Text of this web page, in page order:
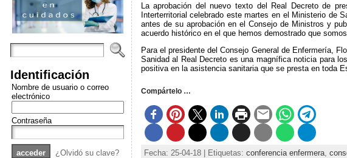
Identificación
Nombre de usuario o correo
electrónico
Contraseña
¿Olvidó su clave?
La aprobación del nuevo texto del Real Decreto de
Interterritorial celebrado este martes en el Ministerio de
antes de su aprobación en el Consejo de Ministros y
acuerdo histórico en el que hemos demostrado que
Para el presidente del Consejo General de Enfermería,
Sanidad al Real Decreto es una magnífica noticia para
positiva en la asistencia sanitaria que se presta en toda
Compártelo …
Fecha: 25-04-18 | Etiquetas: conferencia enfermera,